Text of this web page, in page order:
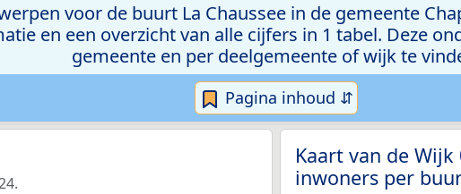
voor de buurt La Chaussee in de gemeente
en een overzicht van alle cijfers in 1 tabel. Deze
gemeente en per deelgemeente of wijk te
Pagina inhoud ⇵
Kaart van de
inwoners per